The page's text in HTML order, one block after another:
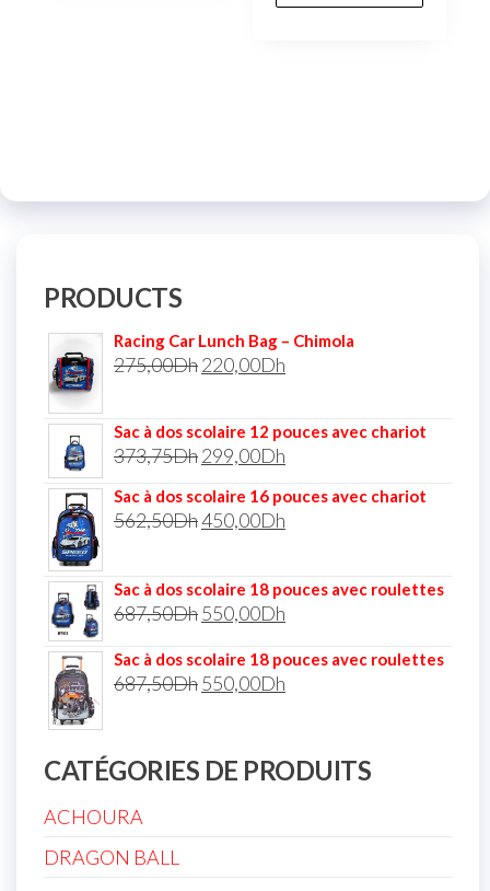
PRODUCTS
Racing Car Lunch Bag – Chimola
275,00Dh220,00Dh
Sac à dos scolaire 12 pouces avec chariot
373,75Dh299,00Dh
Sac à dos scolaire 16 pouces avec chariot
562,50Dh450,00Dh
Sac à dos scolaire 18 pouces avec roulettes
687,50Dh550,00Dh
Sac à dos scolaire 18 pouces avec roulettes
687,50Dh550,00Dh
CATÉGORIES DE PRODUITS
ACHOURA
DRAGON BALL